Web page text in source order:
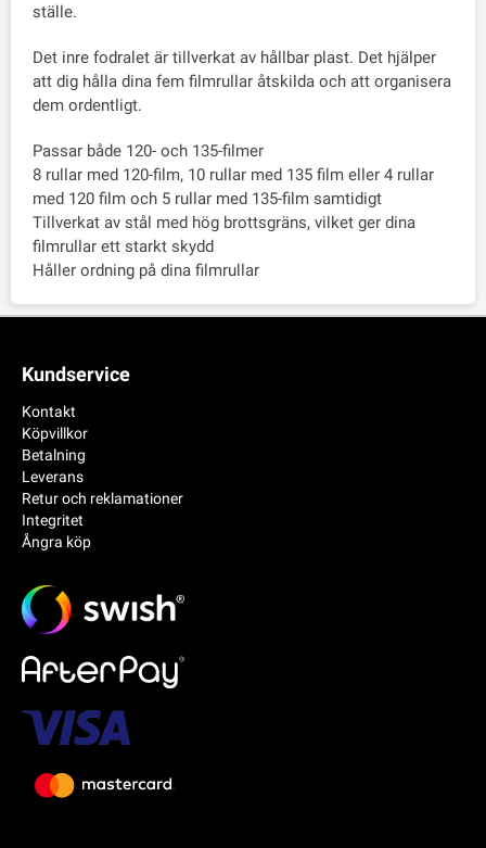
ställe.
Det inre fodralet är tillverkat av hållbar plast. Det hjälper
att dig hålla dina fem filmrullar åtskilda och att organisera
dem ordentligt.
Passar både 120- och 135-filmer
8 rullar med 120-film, 10 rullar med 135 film eller 4 rullar
med 120 film och 5 rullar med 135-film samtidigt
Tillverkat av stål med hög brottsgräns, vilket ger dina
filmrullar ett starkt skydd
Håller ordning på dina filmrullar
Kundservice
Kontakt
Köpvillkor
Betalning
Leverans
Retur och reklamationer
Integritet
Ångra köp